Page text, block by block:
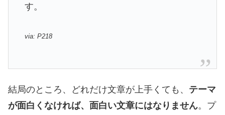
す。
via: P218
結局のところ、どれだけ文章が上手くても、 テーマ
が面白くなければ、面白い文章にはなりません。プ